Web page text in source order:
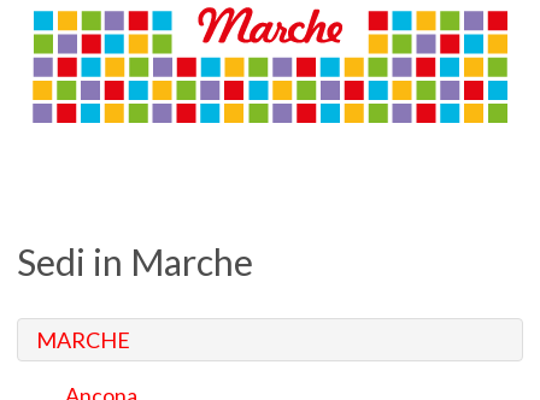
Sedi in Marche
MARCHE